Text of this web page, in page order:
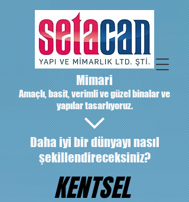
Mimari
Amaçlı, basit, verimli ve güzel binalar ve
yapılar tasarlıyoruz.
Daha iyi bir dünyayı nasıl
şekillendireceksiniz?
KENTSEL